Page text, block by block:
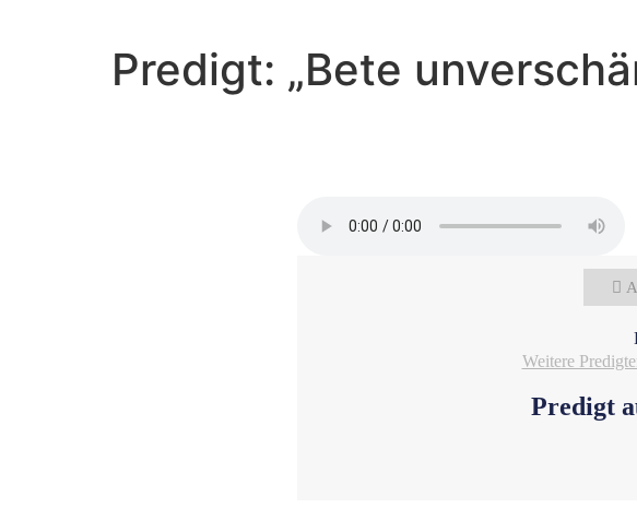
Predigt: „Bete
Weitere
Predigt